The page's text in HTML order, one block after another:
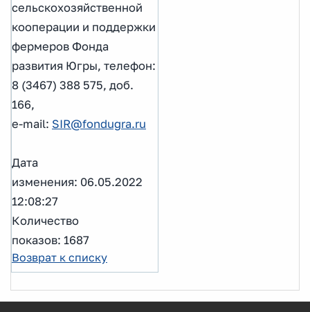
сельскохозяйственной
кооперации и поддержки
фермеров Фонда
развития Югры, телефон:
8 (3467) 388 575, доб.
166,
e-mail: SIR@fondugra.ru
Дата
изменения: 06.05.2022
12:08:27
Количество
показов: 1687
Возврат к списку